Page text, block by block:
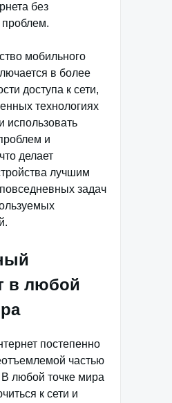
без
проблем.
мобильного
в более
доступа к сети,
технологиях
использовать
и
делает
лучшим
задач
в любой
постепенно
частью
любой точке мира
к сети и